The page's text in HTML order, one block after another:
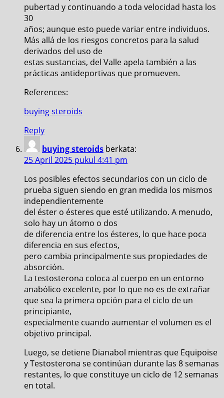
pubertad y continuando a toda velocidad hasta los
30
años; aunque esto puede variar entre individuos.
Más allá de los riesgos concretos para la salud
derivados del uso de
estas sustancias, del Valle apela también a las
prácticas antideportivas que promueven.
References:
buying steroids
Reply
buying steroids berkata:
25 April 2025 pukul 4:41 pm
Los posibles efectos secundarios con un ciclo de
prueba siguen siendo en gran medida los mismos
independientemente
del éster o ésteres que esté utilizando. A menudo,
solo hay un átomo o dos
de diferencia entre los ésteres, lo que hace poca
diferencia en sus efectos,
pero cambia principalmente sus propiedades de
absorción.
La testosterona coloca al cuerpo en un entorno
anabólico excelente, por lo que no es de extrañar
que sea la primera opción para el ciclo de un
principiante,
especialmente cuando aumentar el volumen es el
objetivo principal.
Luego, se detiene Dianabol mientras que Equipoise
y Testosterona se continúan durante las 8 semanas
restantes, lo que constituye un ciclo de 12 semanas
en total.